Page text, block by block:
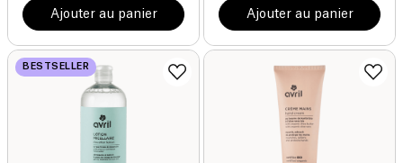
Ajouter au panier Ajouter au panier
BESTSELLER